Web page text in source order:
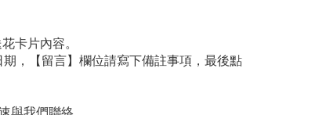
卡片內容。
，【留言】欄位請寫下備註事項，最後點